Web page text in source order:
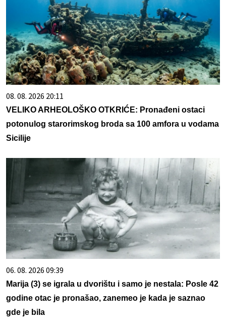
08. 08. 2026 20:11
VELIKO ARHEOLOŠKO OTKRIĆE: Pronađeni ostaci
potonulog starorimskog broda sa 100 amfora u vodama
Sicilije
06. 08. 2026 09:39
Marija (3) se igrala u dvorištu i samo je nestala: Posle 42
godine otac je pronašao, zanemeo je kada je saznao
gde je bila